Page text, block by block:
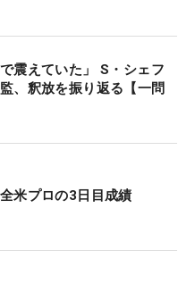
震えていた」 S・シェフ
、釈放を振り返る【一問
米プロの3日目成績